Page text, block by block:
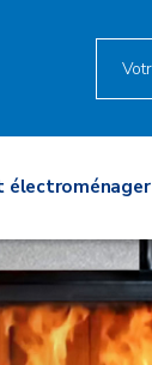
électroménager